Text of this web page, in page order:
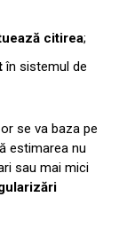
citirea;
în sistemul de
se va baza pe
estimarea nu
sau mai mici